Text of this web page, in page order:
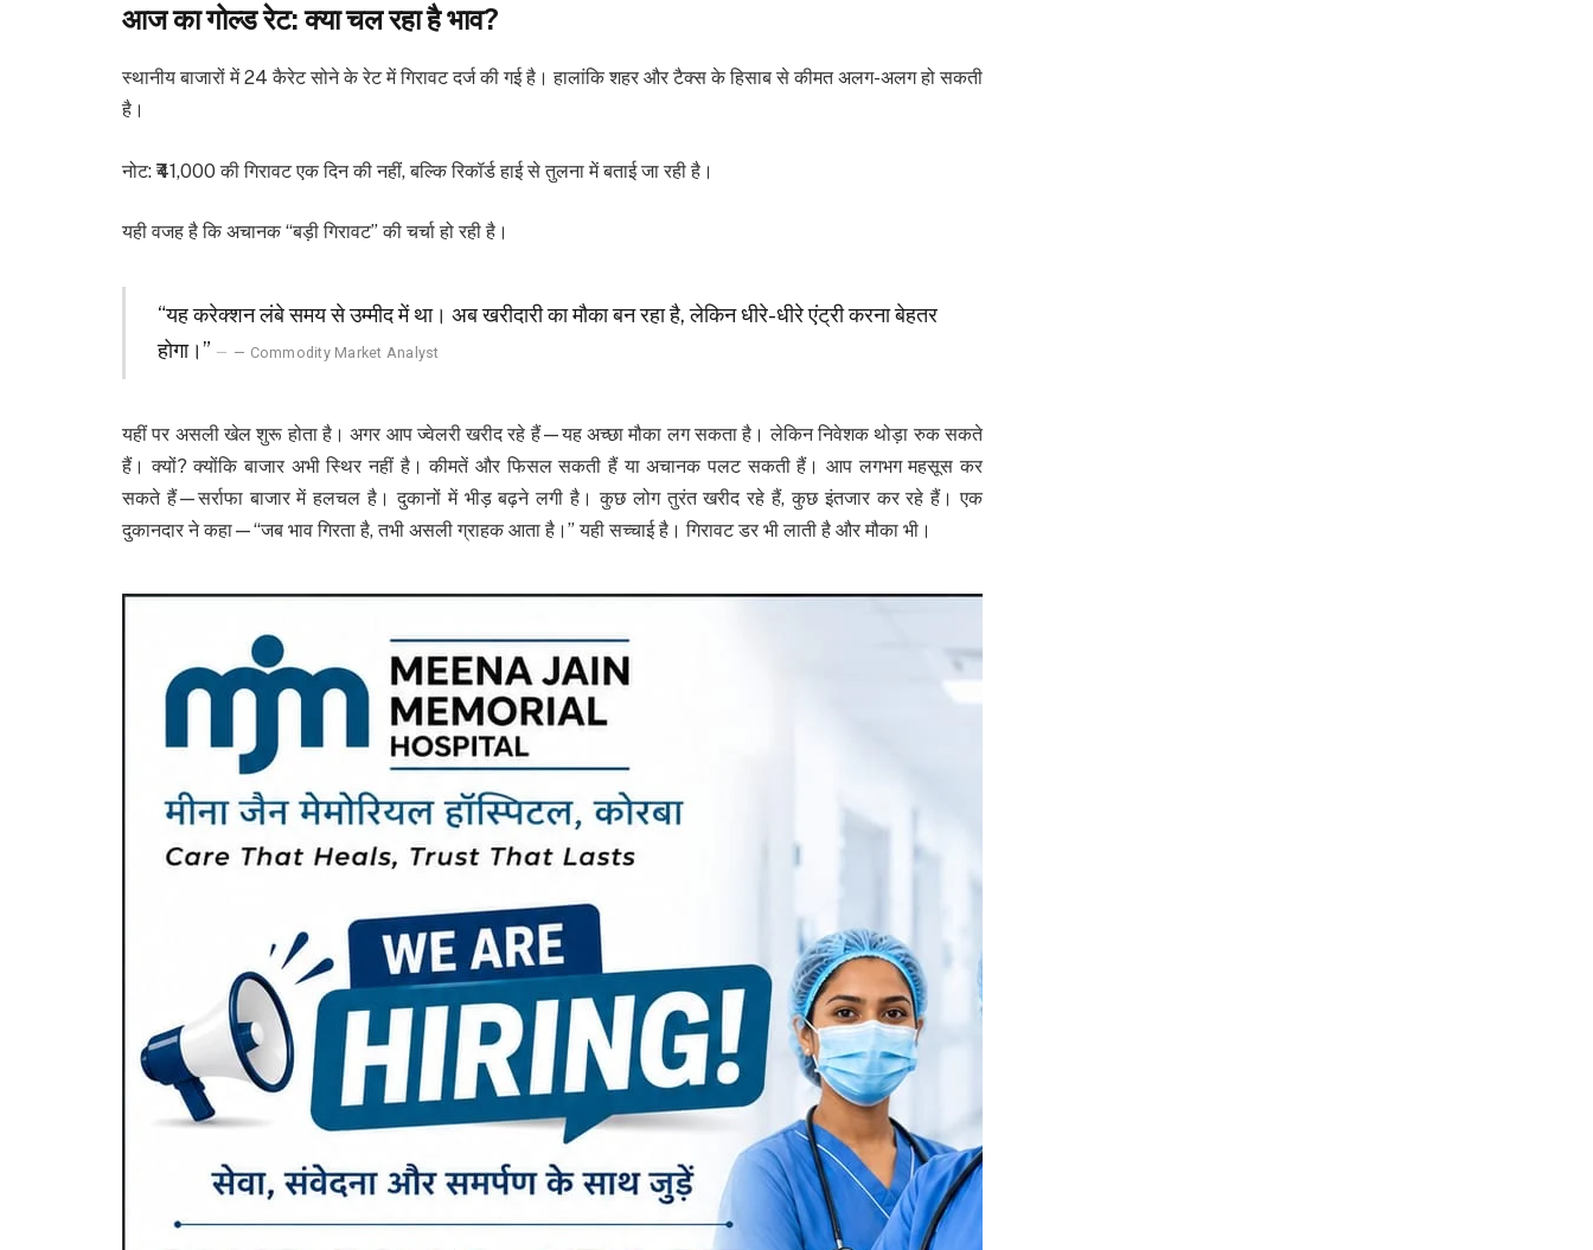
आज का गोल्ड रेट: क्या चल रहा है भाव?
स्थानीय बाजारों में 24 कैरेट सोने के रेट में गिरावट दर्ज की गई है। हालांकि शहर और टैक्स के हिसाब से कीमत अलग-अलग हो सकती
है।
नोट: ₹41,000 की गिरावट एक दिन की नहीं, बल्कि रिकॉर्ड हाई से तुलना में बताई जा रही है।
यही वजह है कि अचानक “बड़ी गिरावट” की चर्चा हो रही है।
“यह करेक्शन लंबे समय से उम्मीद में था। अब खरीदारी का मौका बन रहा है, लेकिन धीरे-धीरे एंट्री करना बेहतर
होगा।”
— Commodity Market Analyst
यहीं पर असली खेल शुरू होता है। अगर आप ज्वेलरी खरीद रहे हैं—यह अच्छा मौका लग सकता है। लेकिन निवेशक थोड़ा रुक सकते
हैं। क्यों? क्योंकि बाजार अभी स्थिर नहीं है। कीमतें और फिसल सकती हैं या अचानक पलट सकती हैं। आप लगभग महसूस कर
सकते हैं—सर्राफा बाजार में हलचल है। दुकानों में भीड़ बढ़ने लगी है। कुछ लोग तुरंत खरीद रहे हैं, कुछ इंतजार कर रहे हैं। एक
दुकानदार ने कहा—“जब भाव गिरता है, तभी असली ग्राहक आता है।” यही सच्चाई है। गिरावट डर भी लाती है और मौका भी।